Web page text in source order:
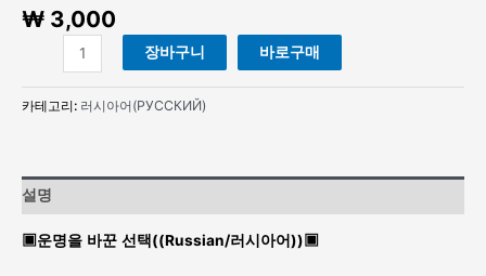
₩ 3,000
을
바
택
(Russian/
시
장바구니 바로구매
카테고리: 러시아어(РУССКИЙ)
설명
▣운명을 바꾼 선택((Russian/러시아어))▣